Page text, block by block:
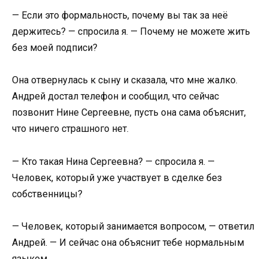
— Если это формальность, почему вы так за неё
держитесь? — спросила я. — Почему не можете жить
без моей подписи?
Она отвернулась к сыну и сказала, что мне жалко.
Андрей достал телефон и сообщил, что сейчас
позвонит Нине Сергеевне, пусть она сама объяснит,
что ничего страшного нет.
— Кто такая Нина Сергеевна? — спросила я. —
Человек, который уже участвует в сделке без
собственницы?
— Человек, который занимается вопросом, — ответил
Андрей. — И сейчас она объяснит тебе нормальным